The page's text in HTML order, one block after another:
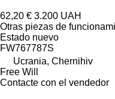
62,20 € 3.200 UAH
Otras piezas de
Estado nuevo
FW767787S
Ucrania, Chernihiv
Free Will
Contacte con el vendedor